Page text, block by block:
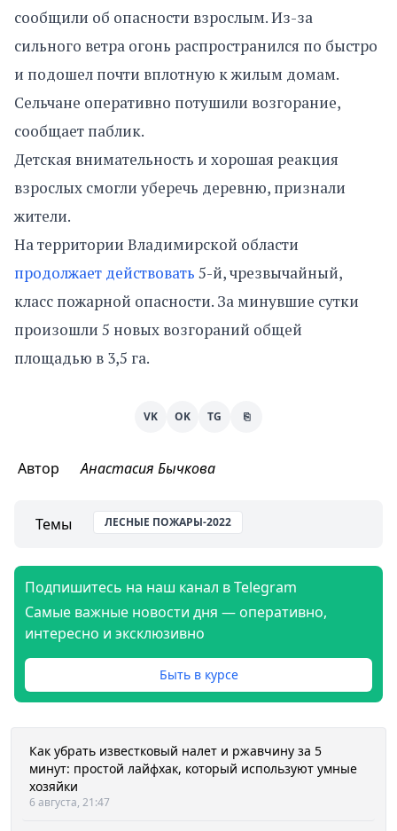
сообщили об опасности взрослым. Из-за
сильного ветра огонь распространился по быстро
и подошел почти вплотную к жилым домам.
Сельчане оперативно потушили возгорание,
сообщает паблик.
Детская внимательность и хорошая реакция
взрослых смогли уберечь деревню, признали
жители.
На территории Владимирской области
продолжает действовать 5-й, чрезвычайный,
класс пожарной опасности. За минувшие сутки
произошли 5 новых возгораний общей
площадью в 3,5 га.
VK OK TG ⎘
Автор Анастасия Бычкова
Темы ЛЕСНЫЕ ПОЖАРЫ-2022
Подпишитесь на наш канал в Telegram
Самые важные новости дня — оперативно,
интересно и эксклюзивно
Быть в курсе
Как убрать известковый налет и ржавчину за 5
минут: простой лайфхак, который используют умные
хозяйки
6 августа, 21:47